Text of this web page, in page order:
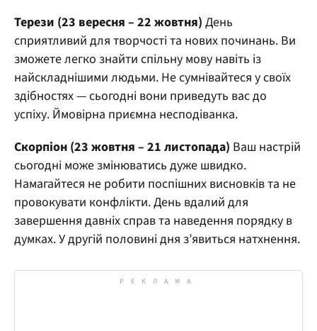
Терези (23 вересня – 22 жовтня) День
сприятливий для творчості та нових починань. Ви
зможете легко знайти спільну мову навіть із
найскладнішими людьми. Не сумнівайтеся у своїх
здібностях — сьогодні вони приведуть вас до
успіху. Ймовірна приємна несподіванка.
Скорпіон (23 жовтня – 21 листопада) Ваш настрій
сьогодні може змінюватись дуже швидко.
Намагайтеся не робити поспішних висновків та не
провокувати конфлікти. День вдалий для
завершення давніх справ та наведення порядку в
думках. У другій половині дня з’явиться натхнення.